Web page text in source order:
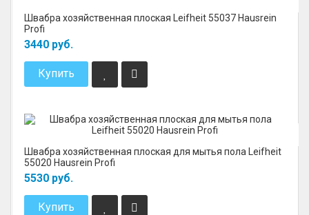
Швабра хозяйственная плоская Leifheit 55037 Hausrein
Profi
3440 руб.
Купить
Швабра хозяйственная плоская для мытья пола Leifheit
55020 Hausrein Profi
5530 руб.
Купить